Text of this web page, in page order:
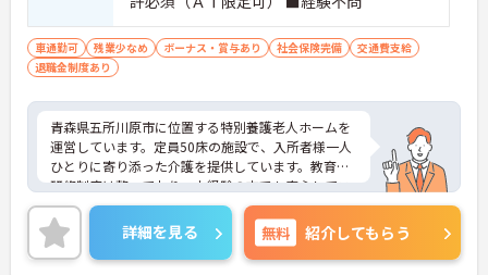
車通勤可 残業少なめ ボーナス・賞与あり 社会保険完備
交通費支給
退職金制度あり
青森県五所川原市に位置する特別養護老人ホームを
運営しています。定員50床の施設で、入所者様一人
ひとりに寄り添った介護を提供しています。教育・
研修制度は整っており、未経験の方でも安心してス
タートできます。所有資格により資格手当も付与さ
れます♪ご興味のある方には、面接対策ポイントな
ど、さらに詳細をお話ししますのでお気軽にご相談
ください！
詳細を見る 無料 紹介してもらう